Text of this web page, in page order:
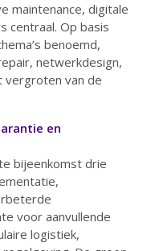
maintenance, digitale
centraal. Op basis
benoemd,
netwerkdesign,
vergroten van de
en
bijeenkomst drie
voor aanvullende
logistiek,